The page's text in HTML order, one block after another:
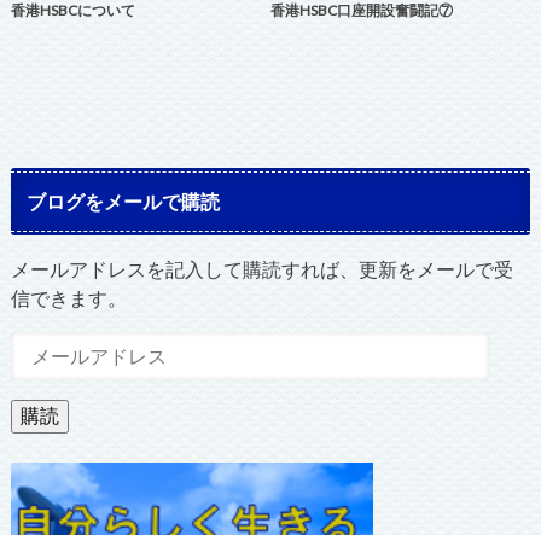
香港HSBCについて 香港HSBC口座開設奮闘記⑦
ブログをメールで購読
メールアドレスを記入して購読すれば、更新をメールで受
信できます。
ル
ア
ド
レ
ス
購読